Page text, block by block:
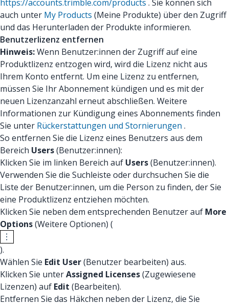
https://accounts.trimble.com/products . Sie können sich
auch unter My Products (Meine Produkte) über den Zugriff
und das Herunterladen der Produkte informieren.
Benutzerlizenz entfernen
Hinweis:Wenn Benutzer:innen der Zugriff auf eine
Produktlizenz entzogen wird, wird die Lizenz nicht aus
Ihrem Konto entfernt. Um eine Lizenz zu entfernen,
müssen Sie Ihr Abonnement kündigen und es mit der
neuen Lizenzanzahl erneut abschließen. Weitere
Informationen zur Kündigung eines Abonnements finden
Sie unter Rückerstattungen und Stornierungen .
So entfernen Sie die Lizenz eines Benutzers aus dem
Bereich Users(Benutzer:innen):
Klicken Sie im linken Bereich auf Users(Benutzer:innen).
Verwenden Sie die Suchleiste oder durchsuchen Sie die
Liste der Benutzer:innen, um die Person zu finden, der Sie
eine Produktlizenz entziehen möchten.
Klicken Sie neben dem entsprechenden Benutzer auf More
Options(Weitere Optionen) (
).
Wählen Sie Edit User(Benutzer bearbeiten) aus.
Klicken Sie unterAssigned Licenses(Zugewiesene
Lizenzen) auf Edit (Bearbeiten).
Entfernen Sie das Häkchen neben der Lizenz, die Sie